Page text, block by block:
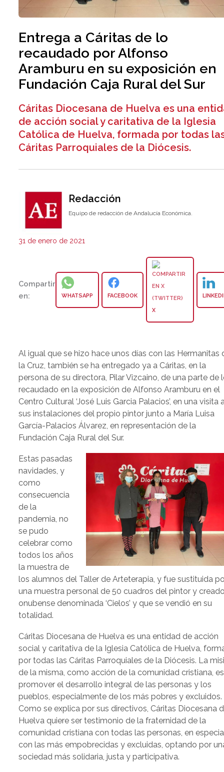
Entrega a Cáritas de lo
recaudado por Alfonso
Aramburu en su exposición en
Fundación Caja Rural del Sur
Cáritas Diocesana de Huelva es una
de acción social y caritativa de la Iglesia
Católica de Huelva, formada por todas
Cáritas Parroquiales de la Diócesis.
Redacción
Equipo de redacción de Andalucía Económica.
31 de enero de 2021
Compartir
en:
WHATSAPP FACEBOOK
X
Al igual que se hizo hace unos días con las Hermanitas
la Cruz, también se ha entregado ya a Cáritas, en la
persona de su directora, Pilar Vizcaino, de una parte de
recaudado en la exposición de Alfonso Aramburu en el
Centro Cultural ‘José Luis Garcia Palacios’, en una visita
sus instalaciones del propio pintor junto a María Luisa
García-Palacios Álvarez, en representación de la
Fundación Caja Rural del Sur.
Estas pasadas
navidades, y
como
consecuencia
de la
pandemia, no
se pudo
celebrar como
todos los años
la muestra de
los alumnos del Taller de Arteterapia, y fue sustituida
una muestra personal de 50 cuadros del pintor y
onubense denominada ‘Cielos’ y que se vendió en su
totalidad.
Cáritas Diocesana de Huelva es una entidad de acción
social y caritativa de la Iglesia Católica de Huelva,
por todas las Cáritas Parroquiales de la Diócesis. La
de la misma, como acción de la comunidad cristiana, es
promover el desarrollo integral de las personas y los
pueblos, especialmente de los más pobres y excluidos.
Como se explica por sus directivos, Cáritas Diocesana
Huelva quiere ser testimonio de la fraternidad de la
comunidad cristiana con todas las personas, en
con las más empobrecidas y excluidas, optando por
sociedad más solidaria, justa y participativa.